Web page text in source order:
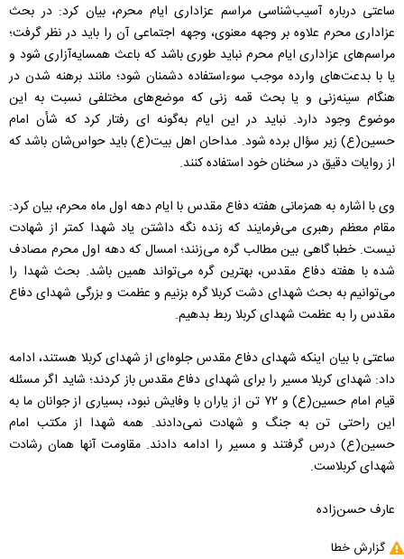
ساعتی درباره آسیب‌شناسی مراسم عزاداری ایام محرم، بیان کرد: در بحث
عزاداری محرم علاوه بر وجهه معنوی، وجهه اجتماعی آن را باید در نظر گرفت؛
مراسم‌های عزاداری ایام محرم نباید طوری باشد که باعث همسایه‌‌آزاری شود و
یا با بدعت‌های وارده موجب سوء‌استفاده دشمنان شود؛ مانند برهنه شدن در
هنگام سینه‌زنی و یا بحث قمه زنی که موضع‌های مختلفی نسبت به این
موضوع وجود دارد. نباید در این ایام به‌گونه ای رفتار کرد که شأن امام
حسین(ع) زیر سؤال برده شود. مداحان اهل بیت(ع) باید حواس‌شان باشد که
از روایات دقیق در سخنان خود استفاده کنند.
وی با اشاره به همزمانی هفته دفاع مقدس با ایام دهه اول ماه محرم، بیان کرد:
مقام معظم رهبری می‌فرمایند که زنده نگه داشتن یاد شهدا کمتر از شهادت
نیست. خطبا گاهی بین مطالب گره می‌زنند؛ امسال که دهه اول محرم مصادف
شده با هفته دفاع مقدس، بهترین گره می‌تواند همین باشد. بحث شهدا را
می‌توانیم به بحث شهدای دشت کربلا گره بزنیم و عظمت و بزرگی شهدای دفاع
مقدس را به عظمت شهدای کربلا ربط بدهیم.
ساعتی با بیان اینکه شهدای دفاع مقدس جلوه‌ای از شهدای کربلا هستند، ادامه
داد: شهدای کربلا مسیر را برای شهدای دفاع مقدس باز کردند؛ شاید اگر مسئله
قیام امام حسین(ع) و ٧٢ تن از یاران با وفایش نبود، بسیاری از جوانان ما به
این راحتی تن به جنگ و شهادت نمی‌دادند. همه شهدا از مکتب امام
حسین(ع) درس گرفتند و مسیر را ادامه دادند. مقاومت آنها همان رشادت
شهدای کربلاست.
عارف حسن‌زاده
گزارش خطا